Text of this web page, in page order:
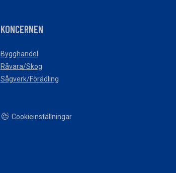
KONCERNEN
Bygghandel
Råvara/Skog
Sågverk/Förädling
Cookieinställningar